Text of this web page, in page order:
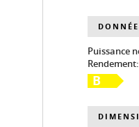
Puissance
Rendement:
B